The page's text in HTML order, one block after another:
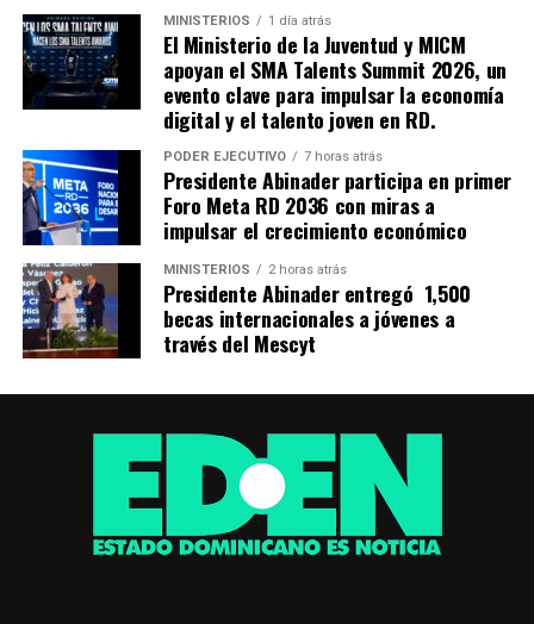
MINISTERIOS 1 día atrás
El Ministerio de la Juventud y MICM
apoyan el SMA Talents Summit 2026, un
evento clave para impulsar la economía
digital y el talento joven en RD.
PODER EJECUTIVO 7 horas atrás
Presidente Abinader participa en primer
Foro Meta RD 2036 con miras a
impulsar el crecimiento económico
MINISTERIOS 2 horas atrás
Presidente Abinader entregó 1,500
becas internacionales a jóvenes a
través del Mescyt